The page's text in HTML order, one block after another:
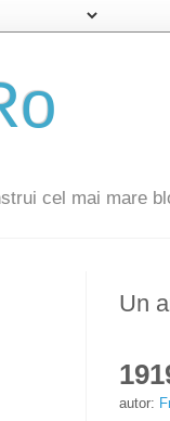
cel mai mare
Un
autor: